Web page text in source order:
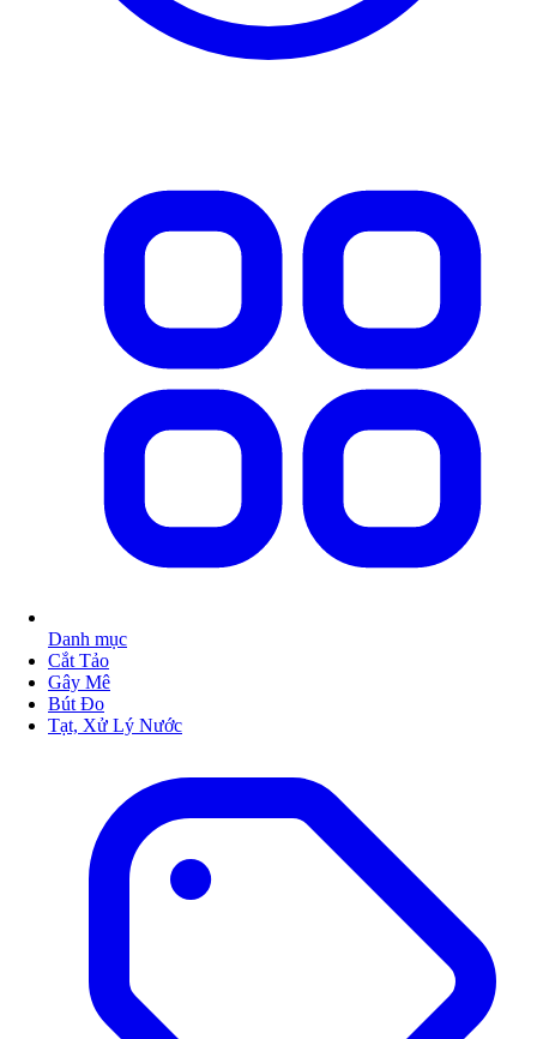
Danh mục
Cắt Tảo
Gây Mê
Bút Đo
Tạt, Xử Lý Nước